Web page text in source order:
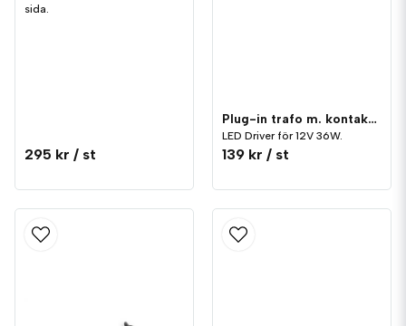
sida.
295 kr / st
Plug-in trafo m. kontakt LED 36W 12V
LED Driver för 12V 36W.
139 kr / st